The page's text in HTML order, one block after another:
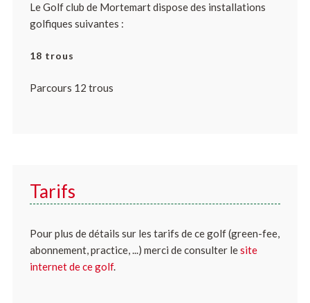
Le Golf club de Mortemart dispose des installations
golfiques suivantes :
18 trous
Parcours 12 trous
Tarifs
Pour plus de détails sur les tarifs de ce golf (green-fee,
abonnement, practice, ...) merci de consulter lesite
internet de ce golf.